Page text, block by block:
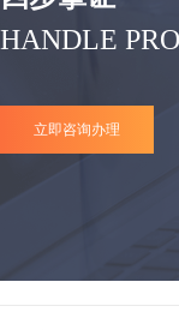
HANDLE
立即咨询办理